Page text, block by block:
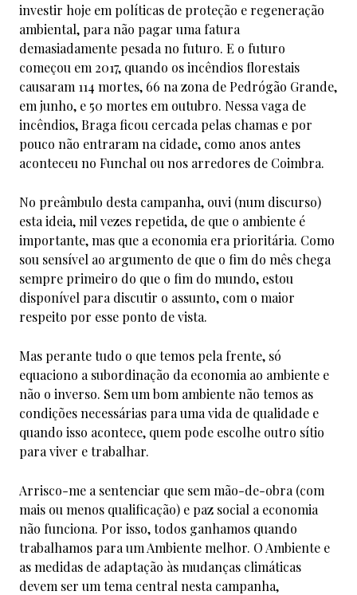
investir hoje em políticas de proteção e regeneração
ambiental, para não pagar uma fatura
demasiadamente pesada no futuro. E o futuro
começou em 2017, quando os incêndios florestais
causaram 114 mortes, 66 na zona de Pedrógão Grande,
em junho, e 50 mortes em outubro. Nessa vaga de
incêndios, Braga ficou cercada pelas chamas e por
pouco não entraram na cidade, como anos antes
aconteceu no Funchal ou nos arredores de Coimbra.
No preâmbulo desta campanha, ouvi (num discurso)
esta ideia, mil vezes repetida, de que o ambiente é
importante, mas que a economia era prioritária. Como
sou sensível ao argumento de que o fim do mês chega
sempre primeiro do que o fim do mundo, estou
disponível para discutir o assunto, com o maior
respeito por esse ponto de vista.
Mas perante tudo o que temos pela frente, só
equaciono a subordinação da economia ao ambiente e
não o inverso. Sem um bom ambiente não temos as
condições necessárias para uma vida de qualidade e
quando isso acontece, quem pode escolhe outro sítio
para viver e trabalhar.
Arrisco-me a sentenciar que sem mão-de-obra (com
mais ou menos qualificação) e paz social a economia
não funciona. Por isso, todos ganhamos quando
trabalhamos para um Ambiente melhor. O Ambiente e
as medidas de adaptação às mudanças climáticas
devem ser um tema central nesta campanha,